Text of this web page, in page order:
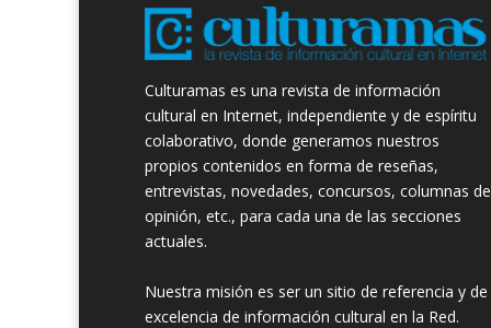
Culturamas es una revista de información
cultural en Internet, independiente y de espíritu
colaborativo, donde generamos nuestros
propios contenidos en forma de reseñas,
entrevistas, novedades, concursos, columnas de
opinión, etc., para cada una de las secciones
actuales.
Nuestra misión es ser un sitio de referencia y de
excelencia de información cultural en la Red.